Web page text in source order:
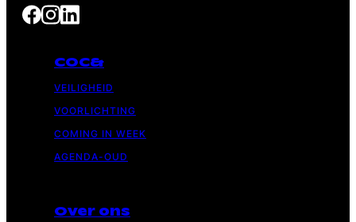
COC&
VEILIGHEID
VOORLICHTING
COMING IN WEEK
AGENDA-OUD
Over ons